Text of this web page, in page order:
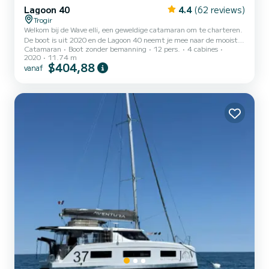
Lagoon 40 4.4 (62 reviews)
Trogir
Welkom bij de Wave elli, een geweldige catamaran om te charteren.
De boot is uit 2020 en de Lagoon 40 neemt je mee naar de mooiste
ankerplaatsen rond ACI Marina Trogir. Dat zou je willen beleeft u
graag een onvergetelijke tocht op deze 12 meter lange catamaran?
U kunt met maximaal 12 personen aan boord komen en genieten
grootzeil en een rolgenua. Het is onder andere u...
Catamaran Boot zonder bemanning 12 pers.
4 cabines
2020
11.74 m
vanaf $404,88